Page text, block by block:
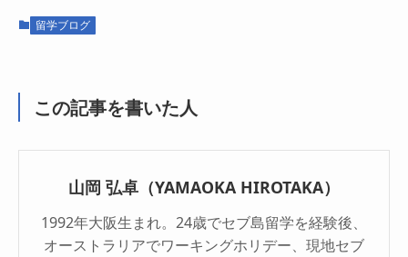
留学ブログ
この記事を書いた人
山岡 弘卓（YAMAOKA HIROTAKA）
1992年大阪生まれ。24歳でセブ島留学を経験後、
オーストラリアでワーキングホリデー、現地セブ